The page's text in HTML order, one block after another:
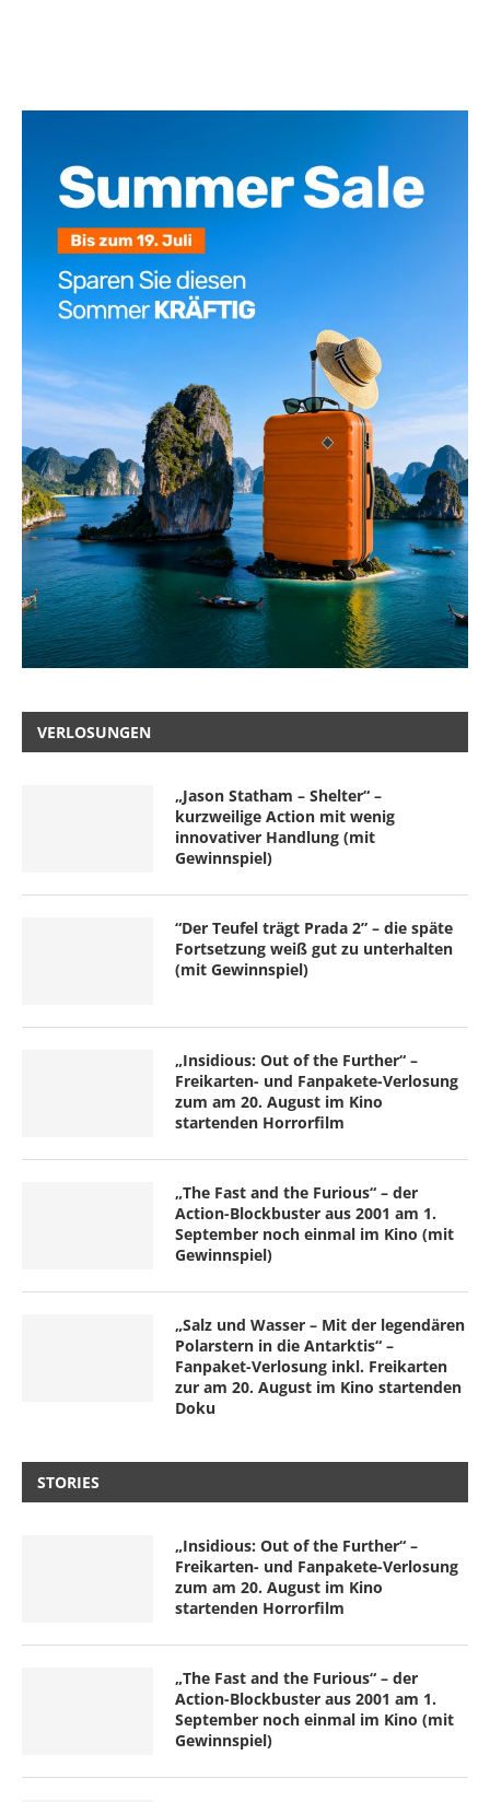
VERLOSUNGEN
„Jason Statham – Shelter“ –
kurzweilige Action mit wenig
innovativer Handlung (mit
Gewinnspiel)
“Der Teufel trägt Prada 2” – die späte
Fortsetzung weiß gut zu unterhalten
(mit Gewinnspiel)
„Insidious: Out of the Further“ –
Freikarten- und Fanpakete-Verlosung
zum am 20. August im Kino
startenden Horrorfilm
„The Fast and the Furious“ – der
Action-Blockbuster aus 2001 am 1.
September noch einmal im Kino (mit
Gewinnspiel)
„Salz und Wasser – Mit der legendären
Polarstern in die Antarktis“ –
Fanpaket-Verlosung inkl. Freikarten
zur am 20. August im Kino startenden
Doku
STORIES
„Insidious: Out of the Further“ –
Freikarten- und Fanpakete-Verlosung
zum am 20. August im Kino
startenden Horrorfilm
„The Fast and the Furious“ – der
Action-Blockbuster aus 2001 am 1.
September noch einmal im Kino (mit
Gewinnspiel)